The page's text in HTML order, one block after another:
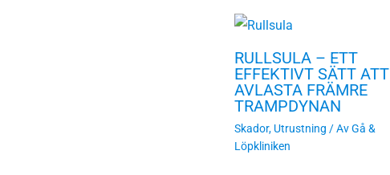
RULLSULA – ETT
EFFEKTIVT SÄTT ATT
AVLASTA FRÄMRE
TRAMPDYNAN
Skador, Utrustning / AvGå &
Löpkliniken